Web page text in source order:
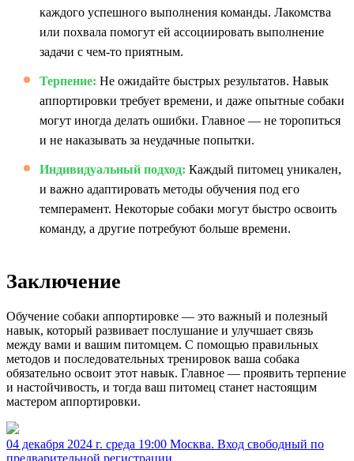
каждого успешного выполнения команды. Лакомства
или похвала помогут ей ассоциировать выполнение
задачи с чем-то приятным.
Терпение: Не ожидайте быстрых результатов. Навык
аппортировки требует времени, и даже опытные собаки
могут иногда делать ошибки. Главное — не торопиться
и не наказывать за неудачные попытки.
Индивидуальный подход: Каждый питомец уникален,
и важно адаптировать методы обучения под его
темперамент. Некоторые собаки могут быстро освоить
команду, а другие потребуют больше времени.
Заключение
Обучение собаки аппортировке — это важный и полезный
навык, который развивает послушание и улучшает связь
между вами и вашим питомцем. С помощью правильных
методов и последовательных тренировок ваша собака
обязательно освоит этот навык. Главное — проявить терпение
и настойчивость, и тогда ваш питомец станет настоящим
мастером аппортировки.
04 декабря 2024 г. среда 19:00 Москва. Вход свободный по
предварительной регистрации